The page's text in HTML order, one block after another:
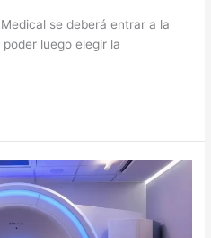
se deberá entrar a la
luego elegir la